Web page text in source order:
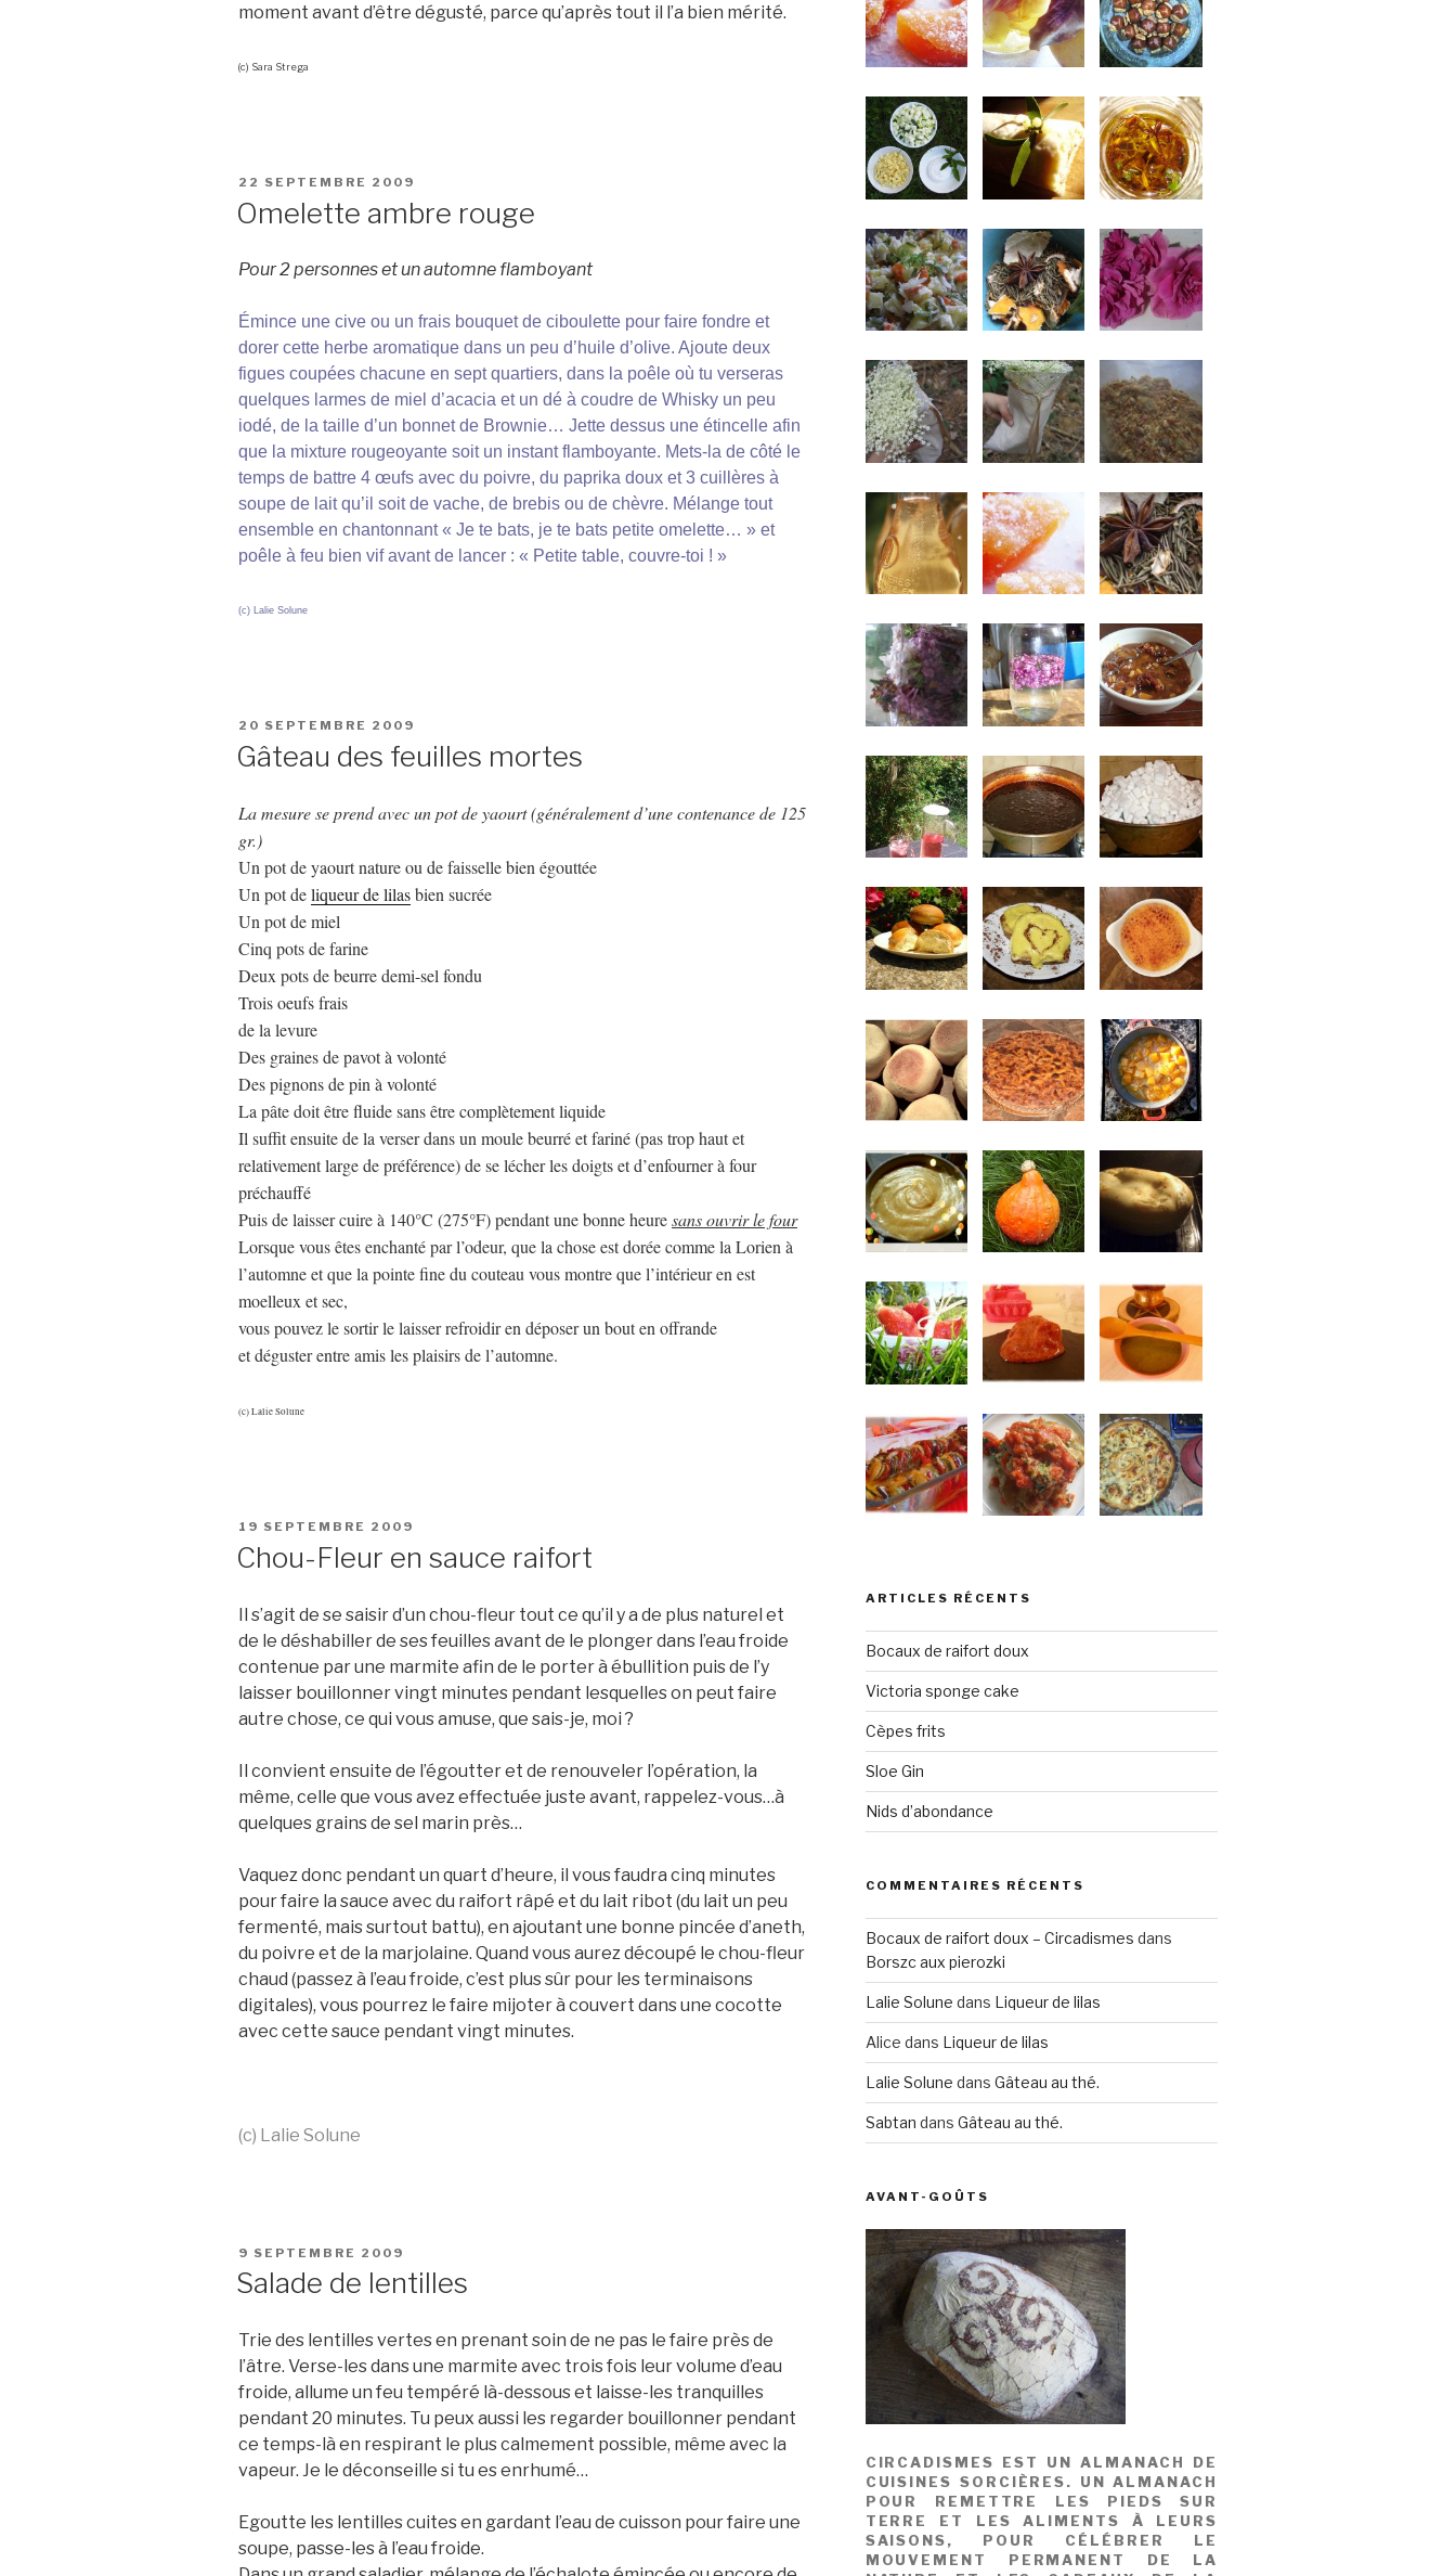
moment avant d’être dégusté, parce qu’après tout il l’a bien mérité.
(c) Sara Strega
PUBLIÉ
22 SEPTEMBRE 2009
Omelette ambre rouge
Pour 2 personnes et un automne flamboyant
Émince une cive ou un frais bouquet de ciboulette pour faire fondre et
dorer cette herbe aromatique dans un peu d’huile d’olive. Ajoute deux
figues coupées chacune en sept quartiers, dans la poêle où tu verseras
quelques larmes de miel d’acacia et un dé à coudre de Whisky un peu
iodé, de la taille d’un bonnet de Brownie… Jette dessus une étincelle afin
que la mixture rougeoyante soit un instant flamboyante. Mets-la de côté le
temps de battre 4 œufs avec du poivre, du paprika doux et 3 cuillères à
soupe de lait qu’il soit de vache, de brebis ou de chèvre. Mélange tout
ensemble en chantonnant « Je te bats, je te bats petite omelette… » et
poêle à feu bien vif avant de lancer : « Petite table, couvre-toi ! »
(c) Lalie Solune
PUBLIÉ
20 SEPTEMBRE 2009
Gâteau des feuilles mortes
La mesure se prend avec un pot de yaourt (généralement d’une contenance de 125
gr.)
Un pot de yaourt nature ou de faisselle bien égouttée
Un pot deliqueur de lilasbien sucrée
Un pot de miel
Cinq pots de farine
Deux pots de beurre demi-sel fondu
Trois oeufs frais
de la levure
Des graines de pavot à volonté
Des pignons de pin à volonté
La pâte doit être fluide sans être complètement liquide
Il suffit ensuite de la verser dans un moule beurré et fariné (pas trop haut et
relativement large de préférence) de se lécher les doigts et d’enfourner à four
préchauffé
Puis de laisser cuire à 140°C (275°F) pendant une bonne heuresans ouvrir le four
Lorsque vous êtes enchanté par l’odeur, que la chose est dorée comme la Lorien à
l’automne et que la pointe fine du couteau vous montre que l’intérieur en est
moelleux et sec,
vous pouvez le sortir le laisser refroidir en déposer un bout en offrande
et déguster entre amis les plaisirs de l’automne.
(c) Lalie Solune
PUBLIÉ
19 SEPTEMBRE 2009
Chou-Fleur en sauce raifort
Il s’agit de se saisir d’un chou-fleur tout ce qu’il y a de plus naturel et
de le déshabiller de ses feuilles avant de le plonger dans l’eau froide
contenue par une marmite afin de le porter à ébullition puis de l’y
laisser bouillonner vingt minutes pendant lesquelles on peut faire
autre chose, ce qui vous amuse, que sais-je, moi ?
Il convient ensuite de l’égoutter et de renouveler l’opération, la
même, celle que vous avez effectuée juste avant, rappelez-vous…à
quelques grains de sel marin près…
Vaquez donc pendant un quart d’heure, il vous faudra cinq minutes
pour faire la sauce avec du raifort râpé et du lait ribot (du lait un peu
fermenté, mais surtout battu), en ajoutant une bonne pincée d’aneth,
du poivre et de la marjolaine. Quand vous aurez découpé le chou-fleur
chaud (passez à l’eau froide, c’est plus sûr pour les terminaisons
digitales), vous pourrez le faire mijoter à couvert dans une cocotte
avec cette sauce pendant vingt minutes.
(c) Lalie Solune
PUBLIÉ
9 SEPTEMBRE 2009
Salade de lentilles
Trie des lentilles vertes en prenant soin de ne pas le faire près de
l’âtre. Verse-les dans une marmite avec trois fois leur volume d’eau
froide, allume un feu tempéré là-dessous et laisse-les tranquilles
pendant 20 minutes. Tu peux aussi les regarder bouillonner pendant
ce temps-là en respirant le plus calmement possible, même avec la
vapeur. Je le déconseille si tu es enrhumé…
Egoutte les lentilles cuites en gardant l’eau de cuisson pour faire une
soupe, passe-les à l’eau froide.
ARTICLES RÉCENTS
Bocaux de raifort doux
Victoria sponge cake
Cèpes frits
Sloe Gin
Nids d’abondance
COMMENTAIRES RÉCENTS
Bocaux de raifort doux – Circadismes dans
Borszc aux pierozki
Lalie Solune dans Liqueur de lilas
Alice dans Liqueur de lilas
Lalie Solune dans Gâteau au thé.
Sabtan dans Gâteau au thé.
AVANT-GOÛTS
CIRCADISMES EST UN ALMANACH DE
CUISINES SORCIÈRES. UN ALMANACH
POUR REMETTRE LES PIEDS SUR
TERRE ET LES ALIMENTS À LEURS
SAISONS, POUR CÉLÉBRER LE
MOUVEMENT PERMANENT DE LA